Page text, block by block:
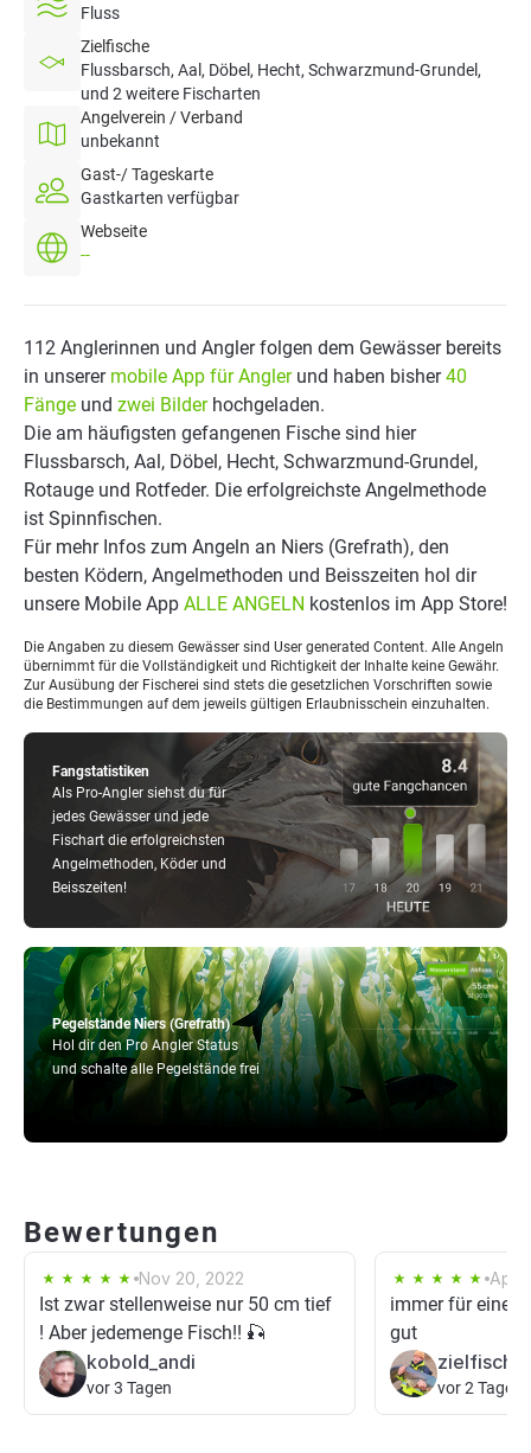
Fluss
Zielfische
Flussbarsch, Aal, Döbel, Hecht, Schwarzmund-Grundel,
und 2 weitere Fischarten
Angelverein / Verband
unbekannt
Gast-/ Tageskarte
Gastkarten verfügbar
Webseite
--
Pegelstände Niers (Grefrath)
Hol dir den Pro Angler Status
und schalte alle Pegelstände frei
Fangstatistiken
Als Pro-Angler siehst du für
jedes Gewässer und jede
Fischart die erfolgreichsten
Angelmethoden, Köder und
Beisszeiten!
112 Anglerinnen und Angler folgen dem Gewässer bereits
in unserer mobile App für Anglerund haben bisher40
Fänge und zwei Bilderhochgeladen.
Die am häufigsten gefangenen Fische sind hier
Flussbarsch, Aal, Döbel, Hecht, Schwarzmund-Grundel,
Rotauge und Rotfeder. Die erfolgreichste Angelmethode
ist Spinnfischen.
Für mehr Infos zum Angeln an Niers (Grefrath), den
besten Ködern, Angelmethoden und Beisszeiten hol dir
unsere Mobile App ALLE ANGELN kostenlos im App Store!
Die Angaben zu diesem Gewässer sind User generated Content. Alle Angeln
übernimmt für die Vollständigkeit und Richtigkeit der Inhalte keine Gewähr.
Zur Ausübung der Fischerei sind stets die gesetzlichen Vorschriften sowie
die Bestimmungen auf dem jeweils gültigen Erlaubnisschein einzuhalten.
Bewertungen
Nov 20, 2022
Ist zwar stellenweise nur 50 cm tief
! Aber jedemenge Fisch!! 🎣
kobold_andi
vor 3 Tagen
Apr
immer für eine
gut
zielfischer
vor 2 Tagen